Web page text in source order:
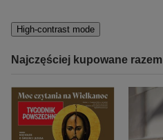
High-contrast mode
Najczęściej kupowane razem